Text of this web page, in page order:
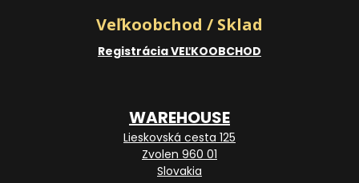
Veľkoobchod / Sklad
Registrácia VEĽKOOBCHOD
WAREHOUSE
Lieskovská cesta 125
Zvolen 960 01
Slovakia